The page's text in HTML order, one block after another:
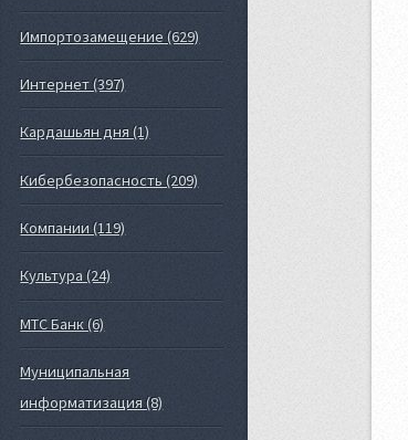
Импортозамещение (629)
Интернет (397)
Кардашьян дня (1)
Кибербезопасность (209)
Компании (119)
Культура (24)
МТС Банк (6)
Муниципальная
информатизация (8)